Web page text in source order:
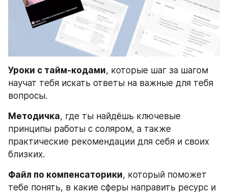
Уроки с тайм-кодами, которые шаг за шагом
научат тебя искать ответы на важные для тебя
вопросы.
Методичка, где ты найдёшь ключевые
принципы работы с соляром, а также
практические рекомендации для себя и своих
близких.
Файл по компенсаторики, который поможет
тебе понять, в какие сферы направить ресурс и